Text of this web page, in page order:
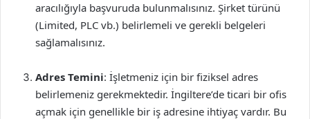
aracılığıyla başvuruda bulunmalısınız. Şirket türünü
(Limited, PLC vb.) belirlemeli ve gerekli belgeleri
sağlamalısınız.
Adres Temini: İşletmeniz için bir fiziksel adres
belirlemeniz gerekmektedir. İngiltere’de ticari bir ofis
açmak için genellikle bir iş adresine ihtiyaç vardır. Bu